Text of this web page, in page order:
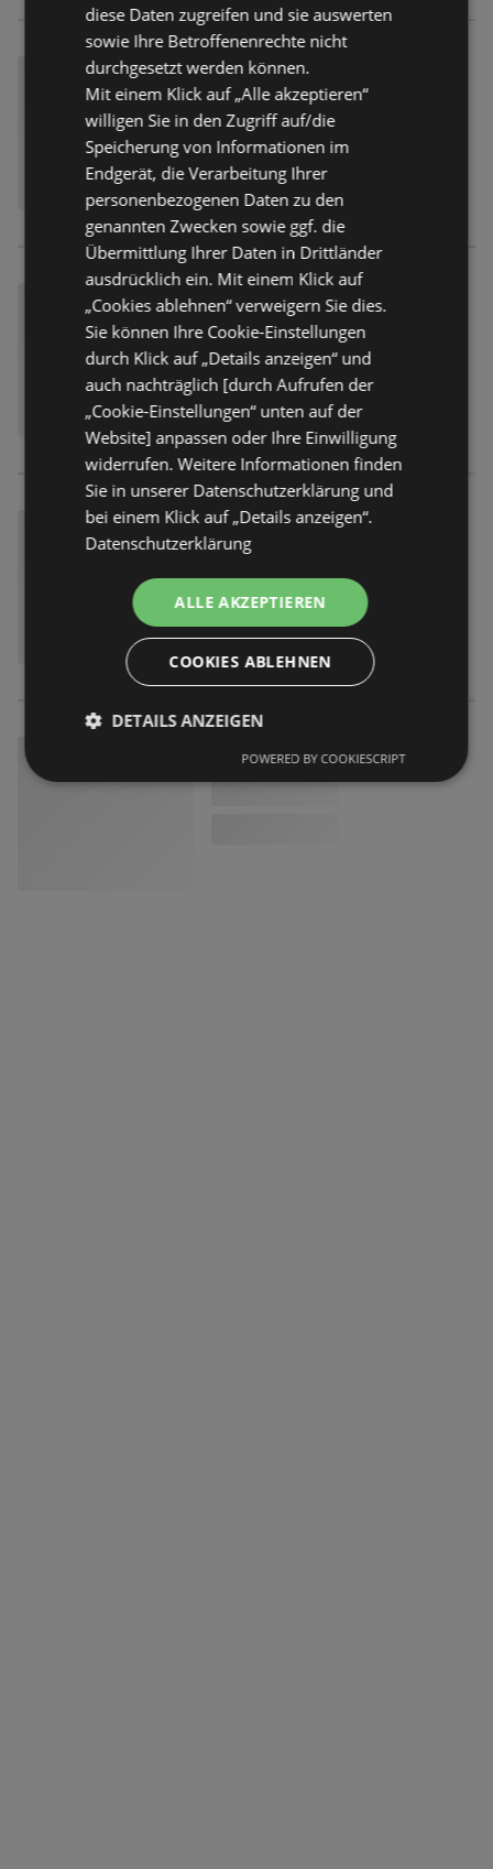
diese Daten zugreifen und sie auswerten
sowie Ihre Betroffenenrechte nicht
durchgesetzt werden können.
Mit einem Klick auf „Alle akzeptieren“
willigen Sie in den Zugriff auf/die
Speicherung von Informationen im
Endgerät, die Verarbeitung Ihrer
personenbezogenen Daten zu den
genannten Zwecken sowie ggf. die
Übermittlung Ihrer Daten in Drittländer
ausdrücklich ein. Mit einem Klick auf
„Cookies ablehnen“ verweigern Sie dies.
Sie können Ihre Cookie-Einstellungen
durch Klick auf „Details anzeigen“ und
auch nachträglich [durch Aufrufen der
„Cookie-Einstellungen“ unten auf der
Website] anpassen oder Ihre Einwilligung
widerrufen. Weitere Informationen finden
Sie in unserer Datenschutzerklärung und
bei einem Klick auf „Details anzeigen“.
Datenschutzerklärung
ALLE AKZEPTIEREN
COOKIES ABLEHNEN
DETAILS ANZEIGEN
POWERED BY COOKIESCRIPT